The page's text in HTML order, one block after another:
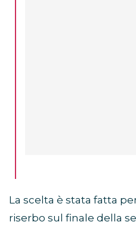
La scelta è stata fatta
riserbo sul finale della